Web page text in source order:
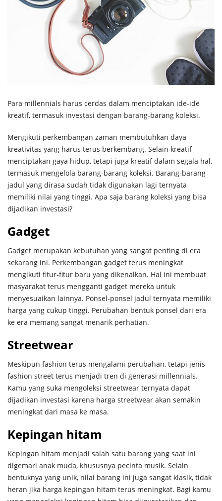
Para millennials harus cerdas dalam menciptakan ide-ide
kreatif, termasuk investasi dengan barang-barang koleksi.
Mengikuti perkembangan zaman membutuhkan daya
kreativitas yang harus terus berkembang. Selain kreatif
menciptakan gaya hidup, tetapi juga kreatif dalam segala hal,
termasuk mengelola barang-barang koleksi. Barang-barang
jadul yang dirasa sudah tidak digunakan lagi ternyata
memiliki nilai yang tinggi. Apa saja barang koleksi yang bisa
dijadikan investasi?
Gadget
Gadget merupakan kebutuhan yang sangat penting di era
sekarang ini. Perkembangan gadget terus meningkat
mengikuti fitur-fitur baru yang dikenalkan. Hal ini membuat
masyarakat terus mengganti gadget mereka untuk
menyesuaikan lainnya. Ponsel-ponsel jadul ternyata memiliki
harga yang cukup tinggi. Perubahan bentuk ponsel dari era
ke era memang sangat menarik perhatian.
Streetwear
Meskipun fashion terus mengalami perubahan, tetapi jenis
fashion street terus menjadi tren di generasi millennials.
Kamu yang suka mengoleksi streetwear ternyata dapat
dijadikan investasi karena harga streetwear akan semakin
meningkat dari masa ke masa.
Kepingan hitam
Kepingan hitam menjadi salah satu barang yang saat ini
digemari anak muda, khususnya pecinta musik. Selain
bentuknya yang unik, nilai barang ini juga sangat klasik, tidak
heran jika harga kepingan hitam terus meningkat. Bagi kamu